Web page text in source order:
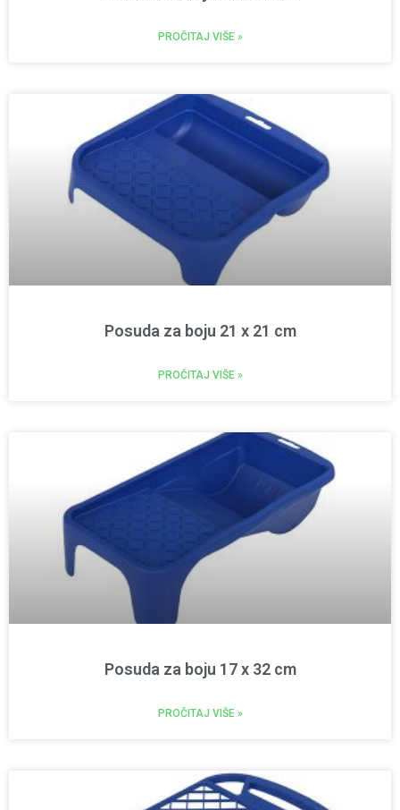
PROČITAJ VIŠE »
Posuda za boju 21 x 21 cm
PROČITAJ VIŠE »
Posuda za boju 17 x 32 cm
PROČITAJ VIŠE »